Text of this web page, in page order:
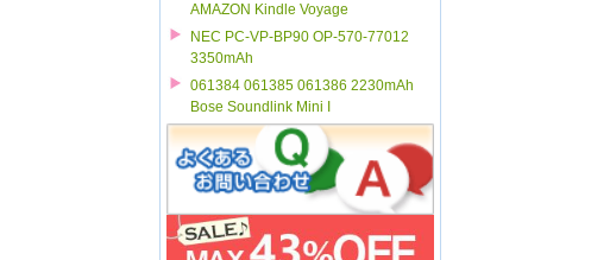
AMAZON Kindle Voyage
NEC PC-VP-BP90 OP-570-77012
3350mAh
061384 061385 061386 2230mAh
Bose Soundlink Mini I